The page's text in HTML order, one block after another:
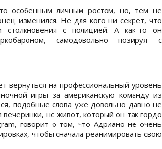
особенным личным ростом, но, тем не
изменился. Не для кого ни секрет, что
с полицией. А как-то он
самодовольно позируя с
вернуться на профессиональный уровень
игры за американскую команду из
подобные слова уже довольно давно не
но живот, который он так гордо
говорит о том, что Адриано не очень
чтобы сначала реанимировать свою